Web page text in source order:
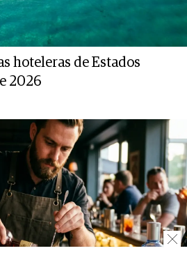
hoteleras de Estados
2026